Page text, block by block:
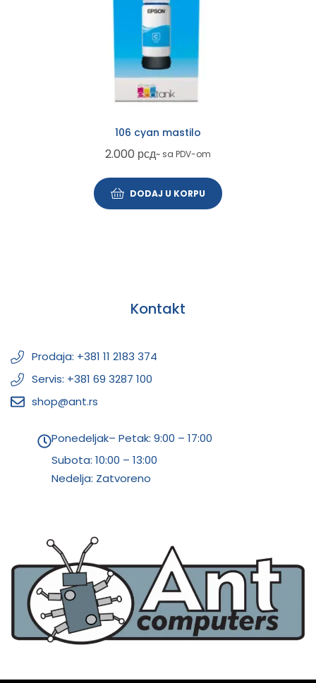
106 cyan mastilo
2.000 рсд~ sa PDV-om
DODAJ U KORPU
Kontakt
Prodaja: +381 11 2183 374
Servis: +381 69 3287 100
shop@ant.rs
Ponedeljak– Petak: 9:00 – 17:00
Subota: 10:00 – 13:00
Nedelja: Zatvoreno